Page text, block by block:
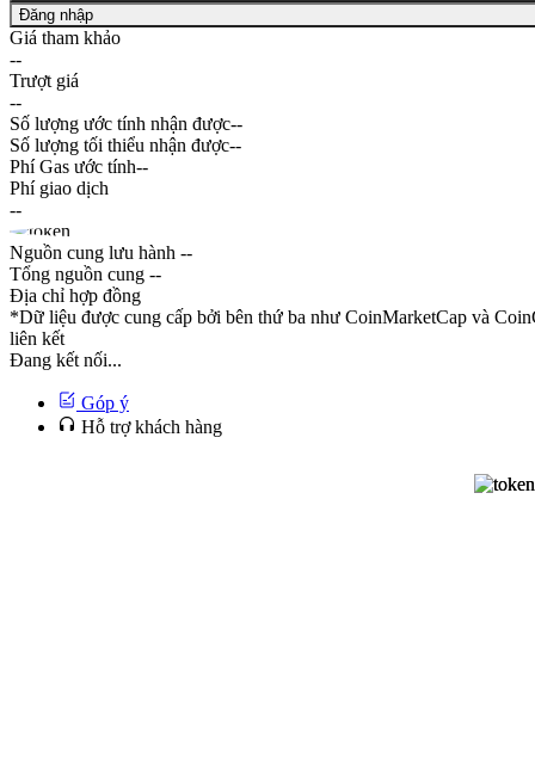
Đăng nhập
Giá tham khảo
--
Trượt giá
--
Số lượng ước tính nhận được--
Số lượng tối thiểu nhận được--
Phí Gas ước tính--
Phí giao dịch
--
Nguồn cung lưu hành --
Tổng nguồn cung --
Địa chỉ hợp đồng
*Dữ liệu được cung cấp bởi bên thứ ba như CoinMarketCap và
liên kết
Đang kết nối...
Góp ý
Hỗ trợ khách hàng